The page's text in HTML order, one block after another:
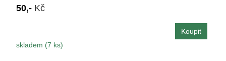
50,- Kč
skladem (7 ks)